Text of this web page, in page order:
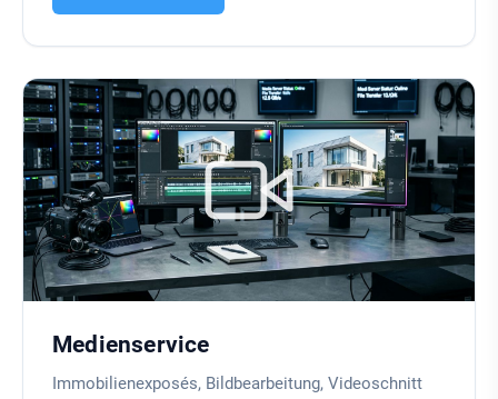
Medienservice
Immobilienexposés, Bildbearbeitung, Videoschnitt